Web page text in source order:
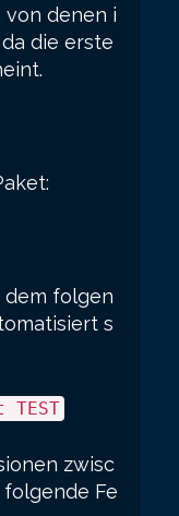
von denen i
die erste
dem folgen
s
zwisc
folgende Fe